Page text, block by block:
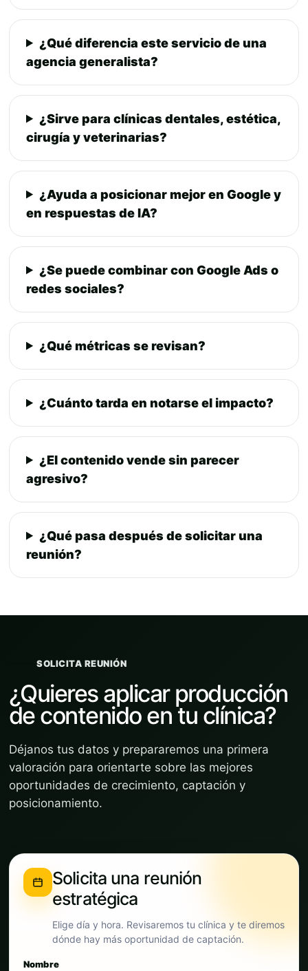
¿Qué diferencia este servicio de una
agencia generalista?
¿Sirve para clínicas dentales, estética,
cirugía y veterinarias?
¿Ayuda a posicionar mejor en Google y
en respuestas de IA?
¿Se puede combinar con Google Ads o
redes sociales?
¿Qué métricas se revisan?
¿Cuánto tarda en notarse el impacto?
¿El contenido vende sin parecer
agresivo?
¿Qué pasa después de solicitar una
reunión?
SOLICITA REUNIÓN
¿Quieres aplicar producción
de contenido en tu clínica?
Déjanos tus datos y prepararemos una primera
valoración para orientarte sobre las mejores
oportunidades de crecimiento, captación y
posicionamiento.
Solicita una reunión
estratégica
Elige día y hora. Revisaremos tu clínica y te diremos
dónde hay más oportunidad de captación.
Nombre